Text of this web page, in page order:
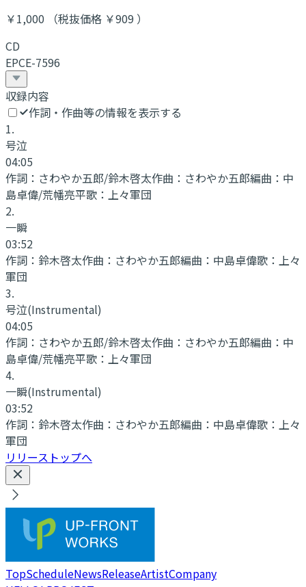
￥1,000 （税抜価格 ￥909 ）
CD
EPCE-7596
収録内容
作詞・作曲等の情報を表示する
1.
号泣
04:05
作詞： さわやか五郎/鈴木啓太作曲： さわやか五郎編曲： 中
島卓偉/荒幡亮平歌： 上々軍団
2.
一瞬
03:52
作詞： 鈴木啓太作曲： さわやか五郎編曲： 中島卓偉歌： 上々
軍団
3.
号泣(Instrumental)
04:05
作詞： さわやか五郎/鈴木啓太作曲： さわやか五郎編曲： 中
島卓偉/荒幡亮平歌： 上々軍団
4.
一瞬(Instrumental)
03:52
作詞： 鈴木啓太作曲： さわやか五郎編曲： 中島卓偉歌： 上々
軍団
リリーストップへ
TopScheduleNewsReleaseArtistCompany